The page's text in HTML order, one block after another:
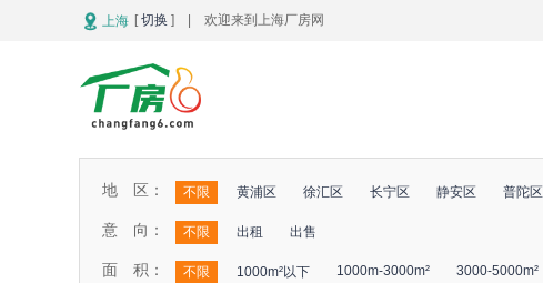
上海 [ 切换 ] | 欢迎来到上海厂房网
地 区： 不限 黄浦区 徐汇区 长宁区 静安区 普陀区
意 向： 不限 出租 出售
面 积： 不限 1000m²以下 1000m-3000m² 3000-5000m²